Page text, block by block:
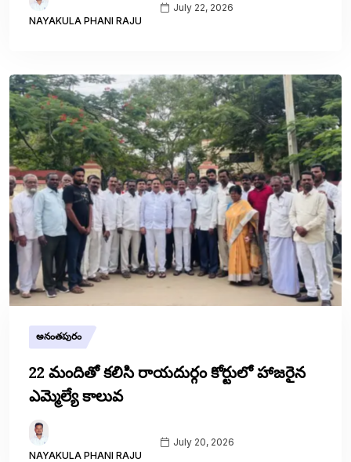
NAYAKULA PHANI RAJU
July 22, 2026
అనంతపురం
22 మందితో కలిసి రాయదుర్గం కోర్టులో హాజరైన
ఎమ్మెల్యే కాలువ
NAYAKULA PHANI RAJU
July 20, 2026